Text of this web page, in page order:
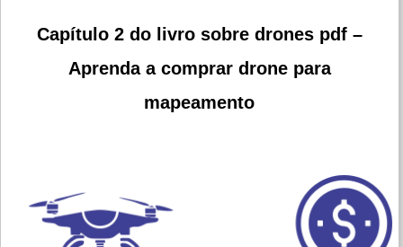
Capítulo 2 do livro sobre drones pdf –
Aprenda a comprar drone para
mapeamento